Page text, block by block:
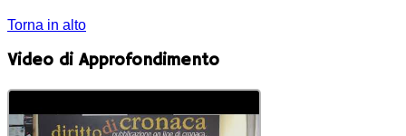
Torna in alto
Video di Approfondimento